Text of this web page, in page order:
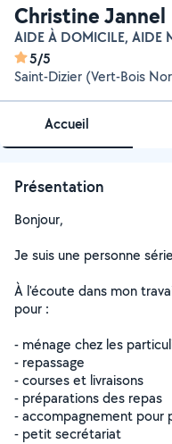
Christine Jannel
AIDE À DOMICILE, AIDE
5/5
Saint-Dizier (Vert-Bois
Accueil
Présentation
Bonjour,
Je suis une personne
À l'écoute dans mon
pour :
- ménage chez les
- repassage
- courses et livraisons
- préparations des repas
- accompagnement pour
- petit secrétariat